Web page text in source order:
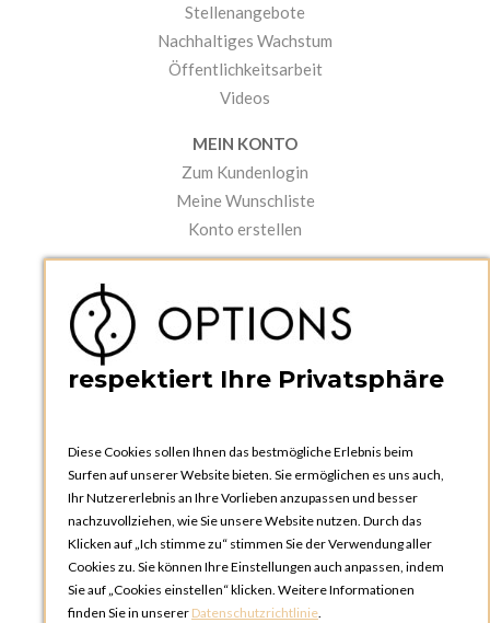
Stellenangebote
Nachhaltiges Wachstum
Öffentlichkeitsarbeit
Videos
MEIN KONTO
Zum Kundenlogin
Meine Wunschliste
Konto erstellen
Kataloge und Bestellschein
Bedienungsanleitungen
OPTIONS ZÜRICH
Steinackerstrasse 55,
8302 Kloten
respektiert Ihre Privatsphäre
Diese Cookies sollen Ihnen das bestmögliche Erlebnis beim
Surfen auf unserer Website bieten. Sie ermöglichen es uns auch,
Ihr Nutzererlebnis an Ihre Vorlieben anzupassen und besser
nachzuvollziehen, wie Sie unsere Website nutzen. Durch das
Klicken auf „Ich stimme zu“ stimmen Sie der Verwendung aller
Cookies zu. Sie können Ihre Einstellungen auch anpassen, indem
Sie auf „Cookies einstellen“ klicken. Weitere Informationen
finden Sie in unserer Datenschutzrichtlinie.